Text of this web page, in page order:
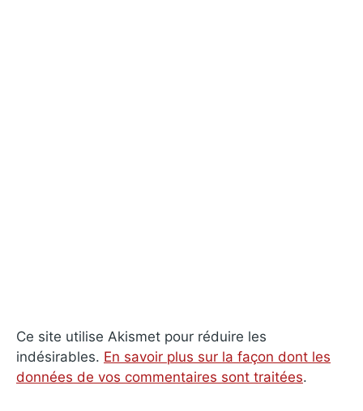
Ce site utilise Akismet pour réduire les
indésirables. En savoir plus sur la façon dont les
données de vos commentaires sont traitées.